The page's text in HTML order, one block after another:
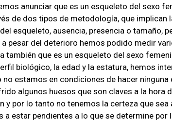
anunciar que es un esqueleto del sexo
de dos tipos de metodología, que implican
esqueleto, ausencia, presencia o tamaño,
pesar del deterioro hemos podido medir
también que es un esqueleto del sexo
biológico, la edad y la estatura, hemos
estamos en condiciones de hacer
algunos huesos que son claves a la hora
y por lo tanto no tenemos la certeza que sea
a estar pendientes a lo que se determine por